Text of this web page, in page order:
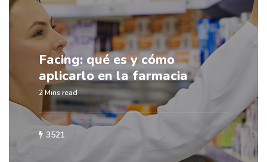
Facing: qué es y cómo
aplicarlo en la farmacia
2 Mins read
3521